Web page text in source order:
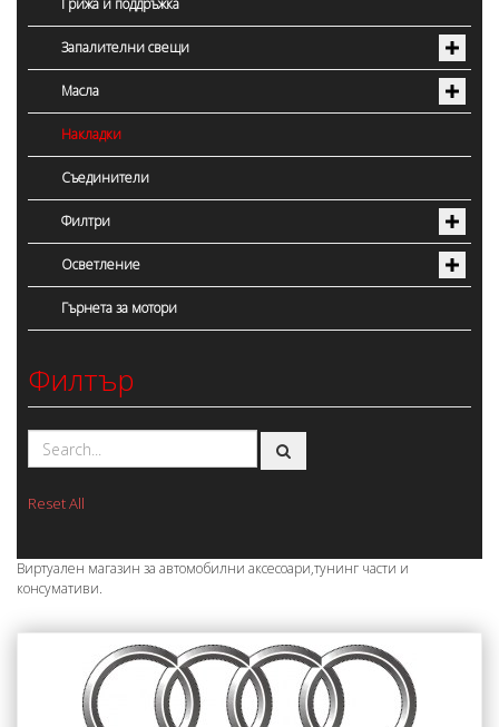
Грижа и поддръжка
Запалителни свещи
Масла
Накладки
Съединители
Филтри
Осветление
Гърнета за мотори
Филтър
Reset All
Виртуален магазин за автомобилни аксесоари,тунинг части и
консумативи.